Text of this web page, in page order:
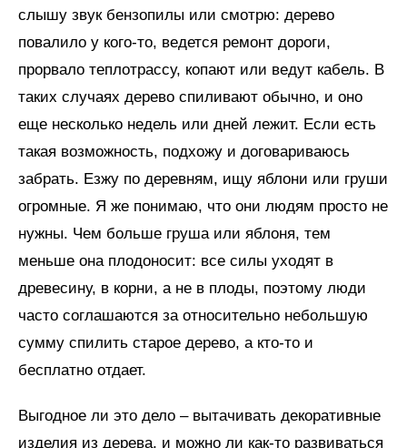
слышу звук бензопилы или смотрю: дерево
повалило у кого-то, ведется ремонт дороги,
прорвало теплотрассу, копают или ведут кабель. В
таких случаях дерево спиливают обычно, и оно
еще несколько недель или дней лежит. Если есть
такая возможность, подхожу и договариваюсь
забрать. Езжу по деревням, ищу яблони или груши
огромные. Я же понимаю, что они людям просто не
нужны. Чем больше груша или яблоня, тем
меньше она плодоносит: все силы уходят в
древесину, в корни, а не в плоды, поэтому люди
часто соглашаются за относительно небольшую
сумму спилить старое дерево, а кто-то и
бесплатно отдает.
Выгодное ли это дело – вытачивать декоративные
изделия из дерева, и можно ли как-то развиваться